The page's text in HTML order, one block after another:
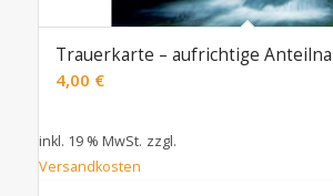
Trauerkarte – aufrichtige
4,00 €
inkl. 19 % MwSt. zzgl.
Versandkosten